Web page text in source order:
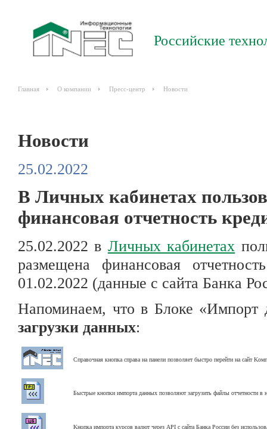
Российские
Главная О компании Пресс-центр Новости
Новости
25.02.2022
В Личных кабинетах
финансовая отчетность
25.02.2022 в Личных кабинетах
размещена финансовая
01.02.2022 (данные с сайта Банка
Напоминаем, что в Блоке «Импорт
загрузки данных:
Справочная кнопка справа на панели позволяет быстро перейти на сайт
Быстрые кнопки импорта данных позволяют загрузить файлы отчетности в
Kнопка импорта курсов валют через API с сайта Банка России без